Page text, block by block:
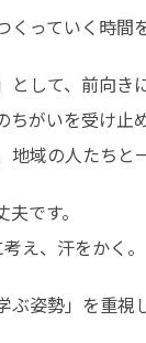
っていく時
として、前向き
ちがいを受け
地域の人たち
です。
え、汗をかく。
姿勢」を重視